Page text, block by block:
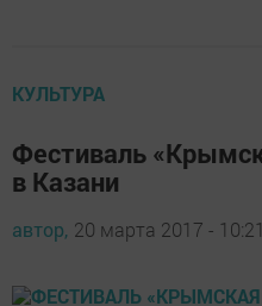
КУЛЬТУРА
Фестиваль
в Казани
автор, 20 марта 2017 - 10:21